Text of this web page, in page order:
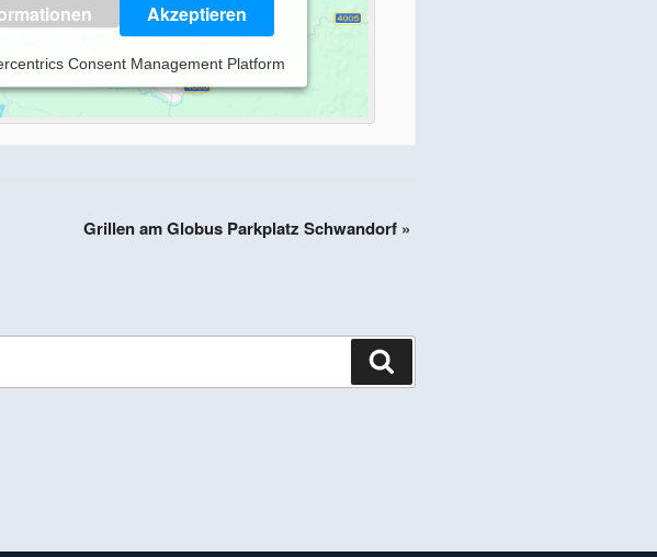
Akzeptieren
Consent Management Platform
Grillen am Globus Parkplatz Schwandorf »